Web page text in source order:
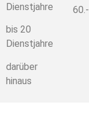
Dienstjahre
bis 20
Dienstjahre
darüber
hinaus
60.-